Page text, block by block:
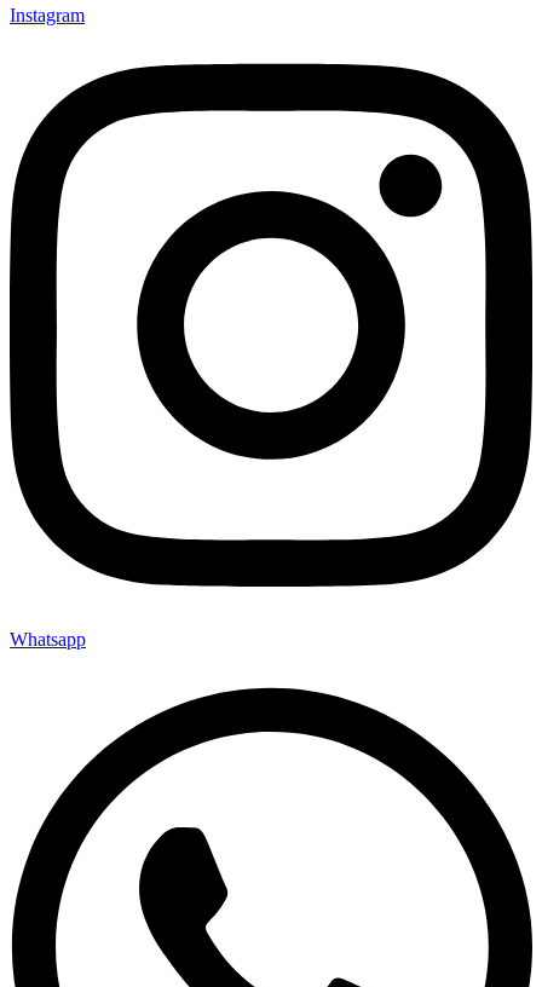
Instagram
Whatsapp